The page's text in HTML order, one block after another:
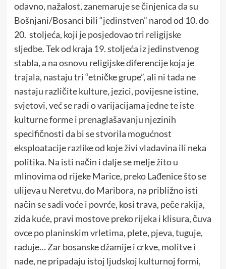
odavno, nažalost, zanemaruje se činjenica da su
Bošnjani/Bosanci bili “jedinstven” narod od 10. do
20. stoljeća, koji je posjedovao tri religijske
sljedbe. Tek od kraja 19. stoljeća iz jedinstvenog
stabla, a na osnovu religijske diferencije koja je
trajala, nastaju tri “etničke grupe”, ali ni tada ne
nastaju različite kulture, jezici, povijesne istine,
svjetovi, već se radi o varijacijama jedne te iste
kulturne forme i prenaglašavanju njezinih
specifičnosti da bi se stvorila mogućnost
eksploatacije razlike od koje živi vladavina ili neka
politika. Na isti način i dalje se melje žito u
mlinovima od rijeke Marice, preko Lađenice što se
ulijeva u Neretvu, do Maribora, na približno isti
način se sadi voće i povrće, kosi trava, peče rakija,
zida kuće, pravi mostove preko rijeka i klisura, čuva
ovce po planinskim vrletima, plete, pjeva, tuguje,
raduje… Zar bosanske džamije i crkve, molitve i
nade, ne pripadaju istoj ljudskoj kulturnoj formi,